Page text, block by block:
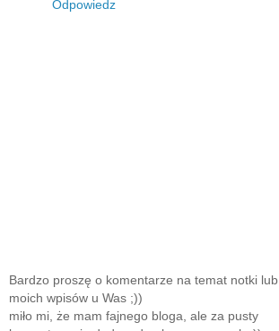
Odpowiedz
Bardzo proszę o komentarze na temat notki lub
moich wpisów u Was ;))
miło mi, że mam fajnego bloga, ale za pusty